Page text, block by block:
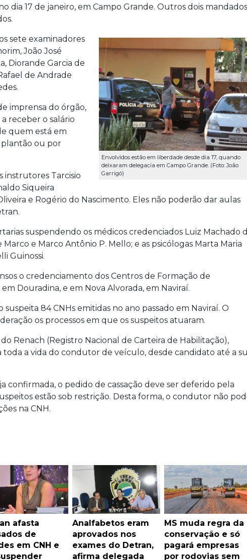
dia 17 de janeiro, em Campo Grande. Outros dois mandados
Envolvidos estão em liberdade desde dia 17, quando
deixaram delegacia em Campo Grande. (Foto: João
Garrigó)
sete examinadores
João José
Diorande Garcia de
de Andrade
imprensa do órgão,
receber o salário
quem está em
plantão ou por
instrutores Tarcisio
Siqueira
e Rogério do Nascimento. Eles não poderão dar aulas
suspendendo os médicos credenciados Luiz Machado
e Marco Antônio P. Mello; e as psicólogas Marta Maria
Guinossi.
o credenciamento dos Centros de Formação de
Douradina, e em Nova Alvorada, em Naviraí.
84 CNHs emitidas no ano passado em Naviraí. O
os processos em que os suspeitos atuaram.
Renach (Registro Nacional de Carteira de Habilitação),
a vida do condutor de veículo, desde candidato até a
confirmada, o pedido de cassação deve ser deferido pela
estão sob restrição. Desta forma, o condutor não
na CNH.
afasta
de
em CNH e
Analfabetos eram
aprovados nos
exames do Detran,
afirma delegada
MS muda regra da
conservação e só
pagará empresas
por rodovias sem